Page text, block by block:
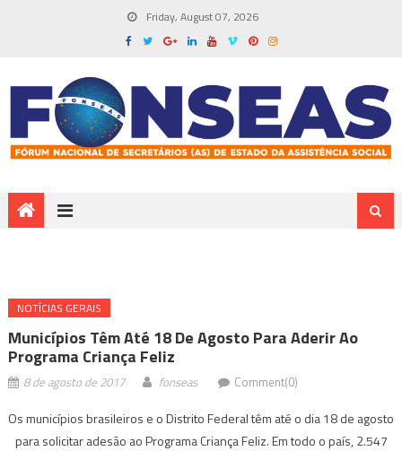
Friday, August 07, 2026
NOTÍ­CIAS GERAIS
Municípios Têm Até 18 De Agosto Para Aderir Ao
Programa Criança Feliz
8 de agosto de 2017 fonseas Comment(0)
Os municípios brasileiros e o Distrito Federal têm até o dia 18 de agosto
para solicitar adesão ao Programa Criança Feliz. Em todo o país, 2.547